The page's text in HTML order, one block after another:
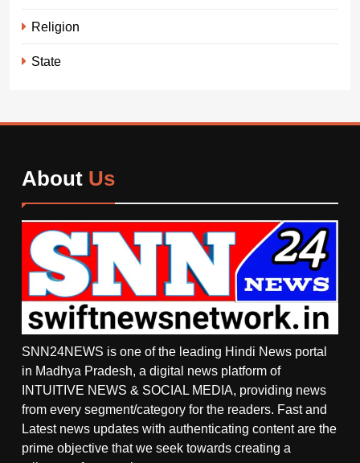
Religion
State
About Us
SNN24NEWS is one of the leading Hindi News portal
in Madhya Pradesh, a digital news platform of
INTUITIVE NEWS & SOCIAL MEDIA, providing news
from every segment/category for the readers. Fast and
Latest news updates with authenticating content are the
prime objective that we seek towards creating a